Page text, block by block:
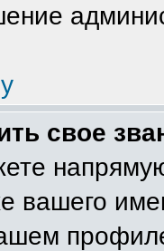
свое
вашего